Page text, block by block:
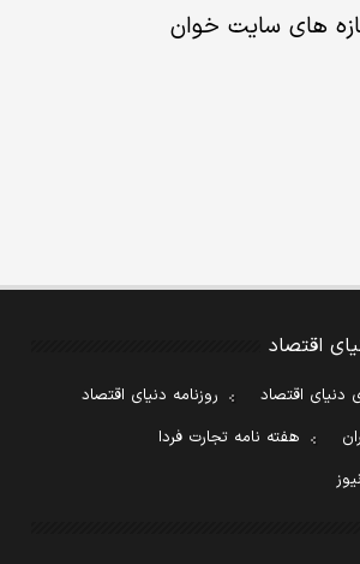
های سایت خوان
اقتصاد
دنیای اقتصاد
روزنامه دنیای اقتصاد
هفته نامه تجارت فردا